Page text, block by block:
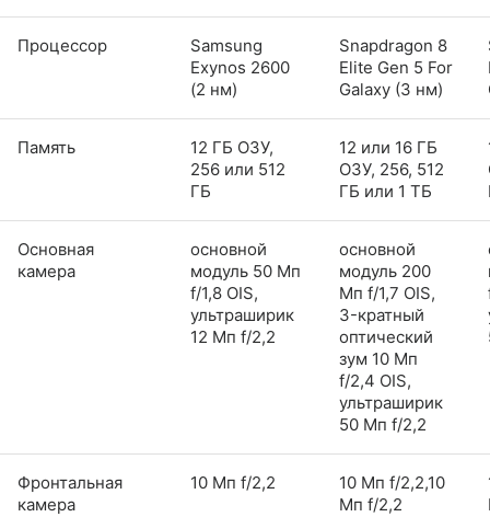
Процессор
Samsung
Exynos 2600
(2 нм)
Snapdragon 8
Elite Gen 5 For
Galaxy (3 нм)
Память
12 ГБ ОЗУ,
256 или 512
ГБ
12 или 16 ГБ
ОЗУ, 256, 512
ГБ или 1 ТБ
Основная
камера
основной
модуль 50 Мп
f/1,8 OIS,
ультраширик
12 Мп f/2,2
основной
модуль 200
Мп f/1,7 OIS,
3-кратный
оптический
зум 10 Мп
f/2,4 OIS,
ультраширик
50 Мп f/2,2
Фронтальная
камера
10 Мп f/2,2
10 Мп f/2,2,10
Мп f/2,2